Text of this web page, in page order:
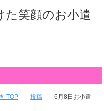
た笑顔のお小遣
TOP 投稿
6月8日お小遣